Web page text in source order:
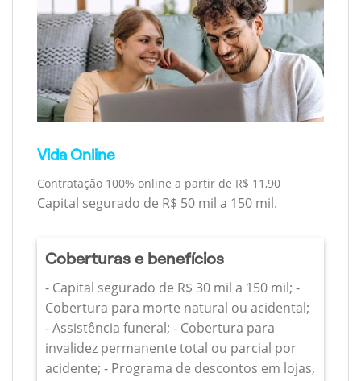
Vida Online
Contratação 100% online a partir de R$ 11,90
Capital segurado de R$ 50 mil a 150 mil.
Coberturas e benefícios
- Capital segurado de R$ 30 mil a 150 mil; -
Cobertura para morte natural ou acidental;
- Assistência funeral; - Cobertura para
invalidez permanente total ou parcial por
acidente; - Programa de descontos em lojas,